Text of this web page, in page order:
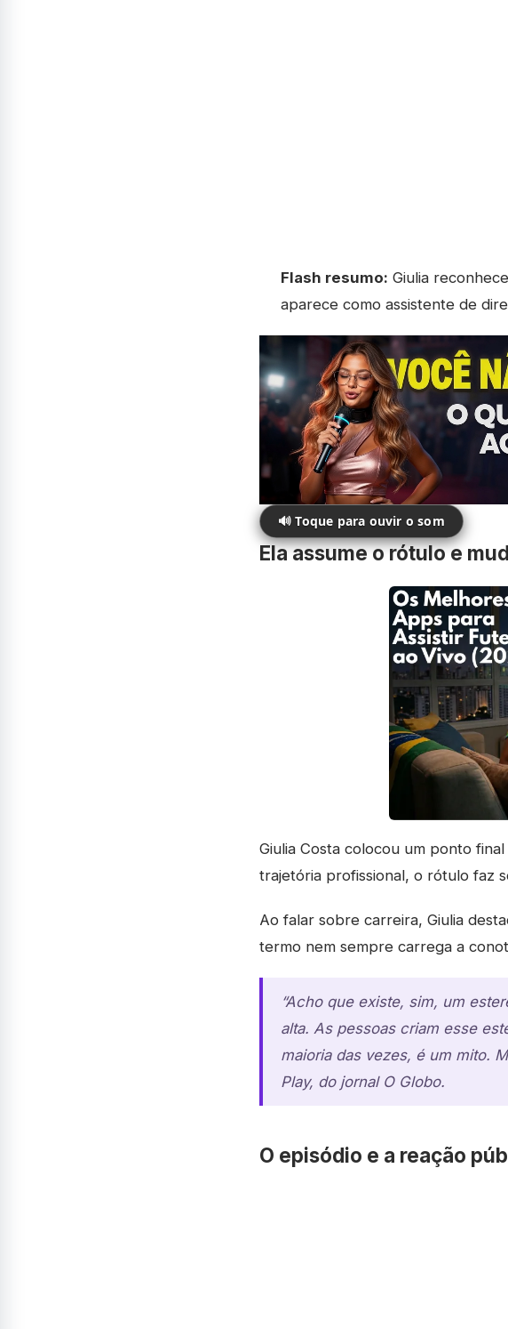
Flash resumo: Giulia
aparece como assistente de
🔊 Toque para ouvir o som
Ela assume o rótulo e
Giulia Costa colocou um ponto
trajetória profissional, o rótulo faz
Ao falar sobre carreira, Giulia
termo nem sempre carrega a
“Acho que existe, sim, um
alta. As pessoas criam esse
maioria das vezes, é um mito.
Play, do jornal O Globo.
O episódio e a reação